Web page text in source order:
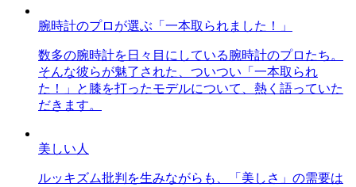
腕時計のプロが選ぶ「一本取られました！」
数多の腕時計を日々目にしている腕時計のプロたち。
そんな彼らが魅了された、ついつい「一本取られ
た！」と膝を打ったモデルについて、熱く語っていた
だきます。
美しい人
ルッキズム批判を生みながらも、「美しさ」の需要は